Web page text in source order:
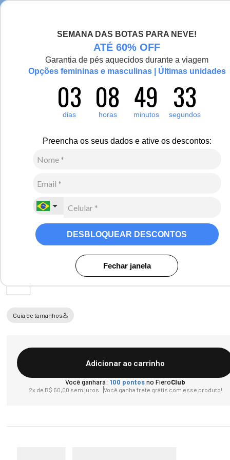
SEMANA DAS BOTAS PARA NEVE!
ATÉ 60% OFF
Garantia de pés aquecidos durante a viagem
Opções femininas e masculinas | Últimas unidades
03
dias 08
horas 49
minutos 33
segundos
Preencha os seus dados e ative os descontos:
DESBLOQUEAR DESCONTOS
Fechar janela
Acessórios Gorros
Avaliação
Rosa
U
Guia de tamanhos
Adicionar ao carrinho
Você ganhará: 100 pontosno FieroClub
2x de R$ 50,00 sem juros Você ganha frete grátis com esse produto!